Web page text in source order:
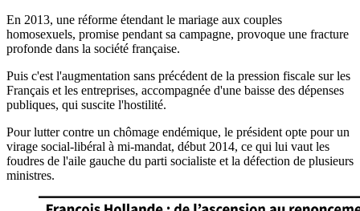
En 2013, une réforme étendant le mariage aux couples
homosexuels, promise pendant sa campagne, provoque une fracture
profonde dans la société française.
Puis c'est l'augmentation sans précédent de la pression fiscale sur les
Français et les entreprises, accompagnée d'une baisse des dépenses
publiques, qui suscite l'hostilité.
Pour lutter contre un chômage endémique, le président opte pour un
virage social-libéral à mi-mandat, début 2014, ce qui lui vaut les
foudres de l'aile gauche du parti socialiste et la défection de plusieurs
ministres.